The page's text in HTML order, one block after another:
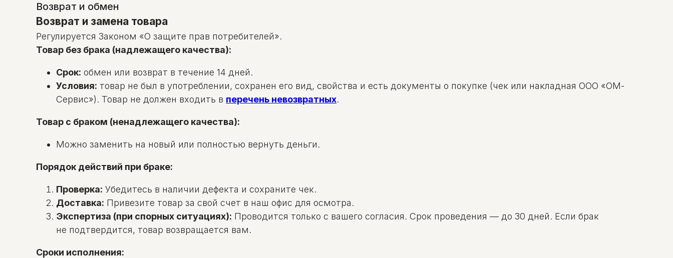
Возврат и обмен
Возврат и замена товара
Регулируется Законом «О защите прав потребителей».
Товар без брака (надлежащего качества):
Срок: обмен или возврат в течение 14 дней.
Условия: товар не был в употреблении, сохранен его вид, свойства и есть документы о покупке (чек или накладная ООО «ОМ-
Сервис»). Товар не должен входить в перечень невозвратных.
Товар с браком (ненадлежащего качества):
Можно заменить на новый или полностью вернуть деньги.
Порядок действий при браке:
Проверка: Убедитесь в наличии дефекта и сохраните чек.
Доставка: Привезите товар за свой счет в наш офис для осмотра.
Экспертиза (при спорных ситуациях): Проводится только с вашего согласия. Срок проведения — до 30 дней. Если брак
не подтвердится, товар возвращается вам.
Сроки исполнения: